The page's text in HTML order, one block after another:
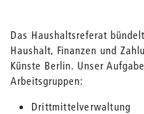
Webseite
Das Haushaltsreferat
Haushalt, Finanzen und
Künste Berlin. Unser
Arbeitsgruppen:
Drittmittelverwaltung